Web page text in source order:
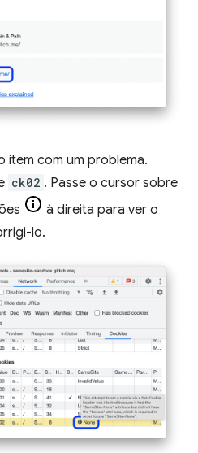
item com um problema.
ck02 . Passe o cursor sobre
à direita para ver o
lo.